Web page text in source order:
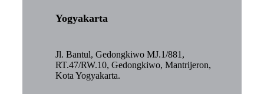
Yogyakarta
Jl. Bantul, Gedongkiwo MJ.1/881,
RT.47/RW.10, Gedongkiwo, Mantrijeron,
Kota Yogyakarta.